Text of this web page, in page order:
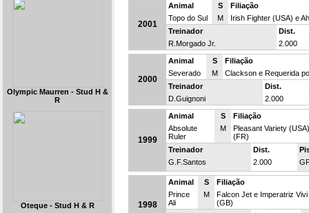
Olympic Maurren - Stud H &
R
Oteque - Stud H & R
2001
Animal S
Filiação
Topo do Sul
M
Irish Fighter (USA) e
Treinador
Dist.
R.Morgado Jr.
2.000
2000
Animal S
Filiação
Severado
M
Clackson e Requerida
Treinador
Dist.
D.Guignoni
2.000
1999
Animal S
Filiação
Absolute
Ruler
M
Pleasant Variety
(FR)
Treinador
Dist.
G.F.Santos
2.000
1998
Animal S
Filiação
Prince
Ali
M
Falcon Jet e Imperatriz
(GB)